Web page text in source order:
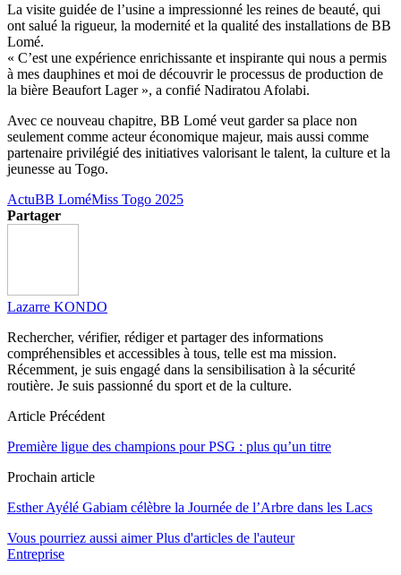
La visite guidée de l’usine a impressionné les reines de beauté, qui
ont salué la rigueur, la modernité et la qualité des installations de BB
Lomé.
« C’est une expérience enrichissante et inspirante qui nous a permis
à mes dauphines et moi de découvrir le processus de production de
la bière Beaufort Lager », a confié Nadiratou Afolabi.
Avec ce nouveau chapitre, BB Lomé veut garder sa place non
seulement comme acteur économique majeur, mais aussi comme
partenaire privilégié des initiatives valorisant le talent, la culture et la
jeunesse au Togo.
ActuBB LoméMiss Togo 2025
Partager
Lazarre KONDO
Rechercher, vérifier, rédiger et partager des informations
compréhensibles et accessibles à tous, telle est ma mission.
Récemment, je suis engagé dans la sensibilisation à la sécurité
routière. Je suis passionné du sport et de la culture.
Article Précédent
Première ligue des champions pour PSG : plus qu’un titre
Prochain article
Esther Ayélé Gabiam célèbre la Journée de l’Arbre dans les Lacs
Vous pourriez aussi aimer Plus d'articles de l'auteur
Entreprise